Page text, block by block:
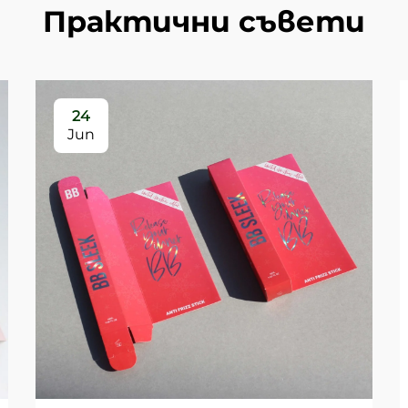
Практични съвети
24
Jun